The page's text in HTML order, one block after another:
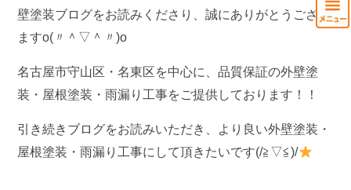
壁塗装ブログをお読みくださり、誠にありがとうござい
ますo(〃＾▽＾〃)o
名古屋市守山区・名東区を中心に、品質保証の外壁塗
装・屋根塗装・雨漏り工事をご提供しております！！
引き続きブログをお読みいただき、より良い外壁塗装・
屋根塗装・雨漏り工事にして頂きたいです(/≧▽≦)/